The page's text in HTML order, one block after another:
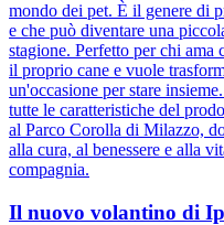
mondo dei pet. È il genere di
e che può diventare una
stagione. Perfetto per chi ama
il proprio cane e vuole
un'occasione per stare
tutte le caratteristiche del
al Parco Corolla di Milazzo,
alla cura, al benessere e alla
compagnia.
Il nuovo volantino di